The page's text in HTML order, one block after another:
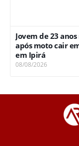
Jovem de 23
após moto cair
em Ipirá
08/08/2026